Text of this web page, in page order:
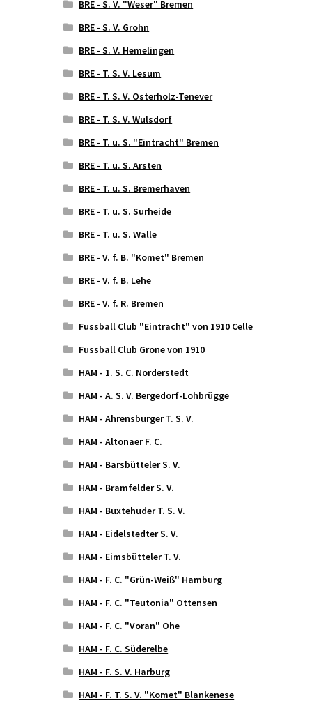
BRE - S. V. "Weser" Bremen
BRE - S. V. Grohn
BRE - S. V. Hemelingen
BRE - T. S. V. Lesum
BRE - T. S. V. Osterholz-Tenever
BRE - T. S. V. Wulsdorf
BRE - T. u. S. "Eintracht" Bremen
BRE - T. u. S. Arsten
BRE - T. u. S. Bremerhaven
BRE - T. u. S. Surheide
BRE - T. u. S. Walle
BRE - V. f. B. "Komet" Bremen
BRE - V. f. B. Lehe
BRE - V. f. R. Bremen
Fussball Club "Eintracht" von 1910 Celle
Fussball Club Grone von 1910
HAM - 1. S. C. Norderstedt
HAM - A. S. V. Bergedorf-Lohbrügge
HAM - Ahrensburger T. S. V.
HAM - Altonaer F. C.
HAM - Barsbütteler S. V.
HAM - Bramfelder S. V.
HAM - Buxtehuder T. S. V.
HAM - Eidelstedter S. V.
HAM - Eimsbütteler T. V.
HAM - F. C. "Grün-Weiß" Hamburg
HAM - F. C. "Teutonia" Ottensen
HAM - F. C. "Voran" Ohe
HAM - F. C. Süderelbe
HAM - F. S. V. Harburg
HAM - F. T. S. V. "Komet" Blankenese